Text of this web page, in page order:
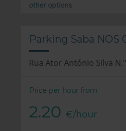
other options
Parking Saba NOS
Rua Ator António Silva
Price per hour from
2.20 €/hour